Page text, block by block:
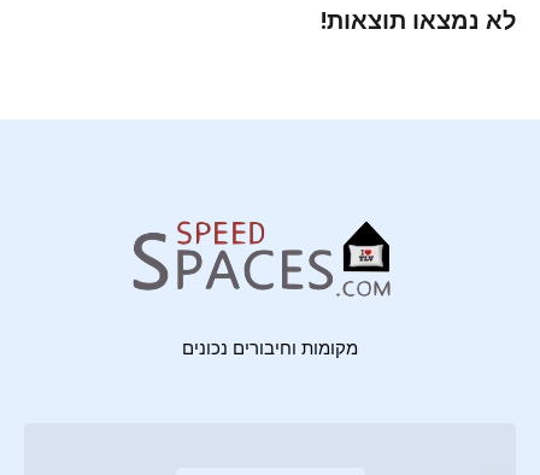
לא נמצאו תוצאות!
מקומות וחיבורים נכונים